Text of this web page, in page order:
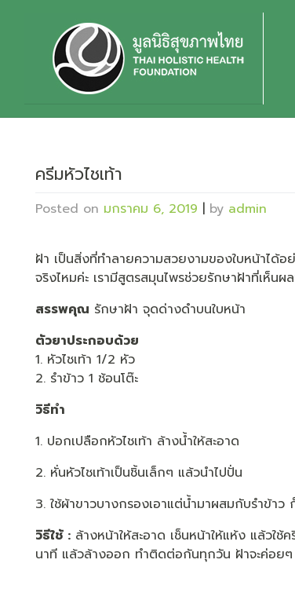
ครีมหัวไชเท้า
Posted on มกราคม 6, 2019 | by admin
ฝ้า เป็นสิ่งที่ทำลายความสวยงามของใบหน้าไ
จริงไหมค่ะ เรามีสูตรสมุนไพรช่วยรักษาฝ้าที่เห็นผล
สรรพคุณ รักษาฝ้า จุดด่างดำบนใบหน้า
ตัวยาประกอบด้วย
1. หัวไชเท้า 1/2 หัว
2. รำข้าว 1 ช้อนโต๊ะ
วิธีทำ
1. ปอกเปลือกหัวไชเท้า ล้างน้ำให้สะอาด
2. หั่นหัวไชเท้าเป็นชิ้นเล็กๆ แล้วนำไปปั่น
3. ใช้ผ้าขาวบางกรองเอาแต่น้ำมาผสมกับรำข้าว
วิธีใช้ : ล้างหน้าให้สะอาด เช็นหน้าให้แห้ง แล้วใ
นาที แล้วล้างออก ทำติดต่อกันทุกวัน ฝ้าจะค่อยๆ